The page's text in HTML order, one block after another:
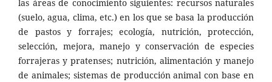
las áreas de conocimiento siguientes: recursos naturales
(suelo, agua, clima, etc.) en los que se basa la producción
de pastos y forrajes; ecología, nutrición, protección,
selección, mejora, manejo y conservación de especies
forrajeras y pratenses; nutrición, alimentación y manejo
de animales; sistemas de producción animal con base en